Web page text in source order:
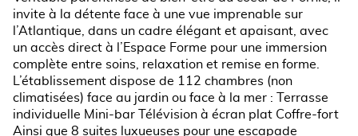
invite à la détente face à une vue imprenable sur
l’Atlantique, dans un cadre élégant et apaisant, avec
un accès direct à l’Espace Forme pour une immersion
complète entre soins, relaxation et remise en forme.
L’établissement dispose de 112 chambres (non
climatisées) face au jardin ou face à la mer : Terrasse
individuelle Mini-bar Télévision à écran plat Coffre-fort
Ainsi que 8 suites luxueuses pour une escapade